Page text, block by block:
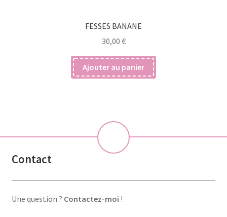
FESSES BANANE
30,00 €
Ajouter au panier
Contact
Une question ? Contactez-moi !